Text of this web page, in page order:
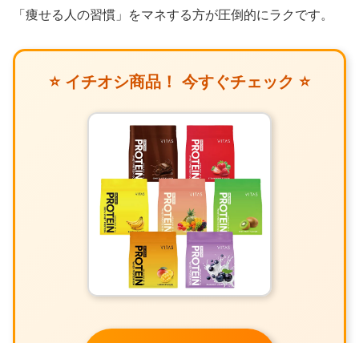
「痩せる人の習慣」をマネする方が圧倒的にラクです。
⭐ イチオシ商品！ 今すぐチェック ⭐